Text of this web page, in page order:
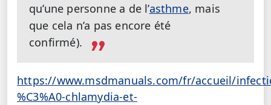
qu’une personne a de l’asthme, mais
que cela n’a pas encore été
confirmé).
https://www.msdmanuals.com/fr/accueil/
%C3%A0-chlamydia-et-